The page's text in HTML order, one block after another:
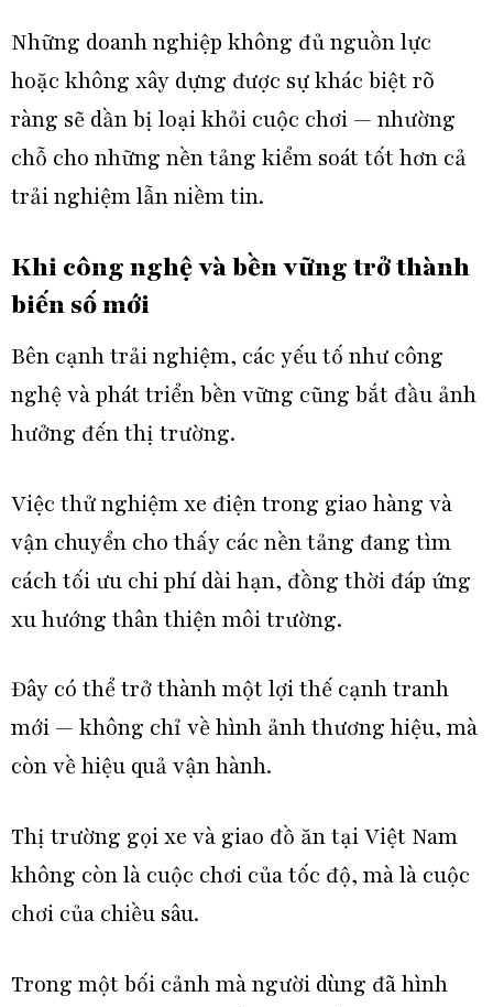
Những doanh nghiệp không đủ nguồn lực
hoặc không xây dựng được sự khác biệt rõ
ràng sẽ dần bị loại khỏi cuộc chơi — nhường
chỗ cho những nền tảng kiểm soát tốt hơn cả
trải nghiệm lẫn niềm tin.
Khi công nghệ và bền vững trở thành
biến số mới
Bên cạnh trải nghiệm, các yếu tố như công
nghệ và phát triển bền vững cũng bắt đầu ảnh
hưởng đến thị trường.
Việc thử nghiệm xe điện trong giao hàng và
vận chuyển cho thấy các nền tảng đang tìm
cách tối ưu chi phí dài hạn, đồng thời đáp ứng
xu hướng thân thiện môi trường.
Đây có thể trở thành một lợi thế cạnh tranh
mới — không chỉ về hình ảnh thương hiệu, mà
còn về hiệu quả vận hành.
Thị trường gọi xe và giao đồ ăn tại Việt Nam
không còn là cuộc chơi của tốc độ, mà là cuộc
chơi của chiều sâu.
Trong một bối cảnh mà người dùng đã hình